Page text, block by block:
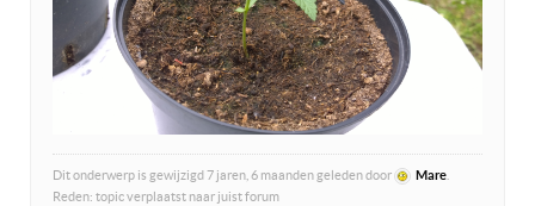
Dit onderwerp is gewijzigd 7 jaren, 6 maanden geleden door Mare
Reden: topic verplaatst naar juist forum